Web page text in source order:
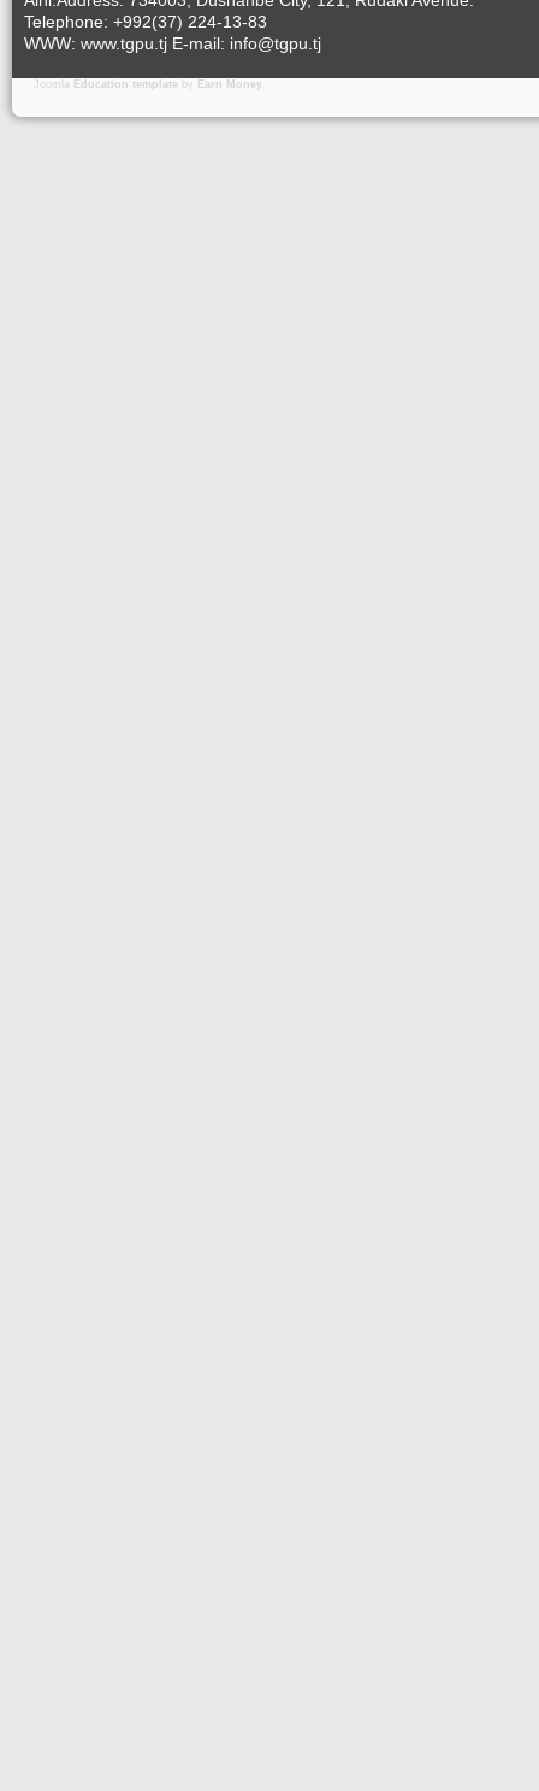
Telephone: +992(37) 224-13-83
WWW: www.tgpu.tj E-mail: info@tgpu.tj
Joomla Education template by Earn Money.